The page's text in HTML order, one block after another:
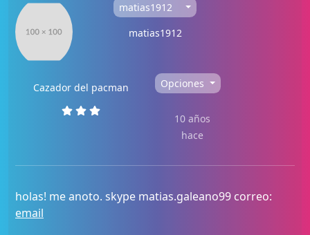
matias1912
matias1912
Cazador del pacman Opciones
10 años
hace
holas! me anoto. skype matias.galeano99 correo:
email